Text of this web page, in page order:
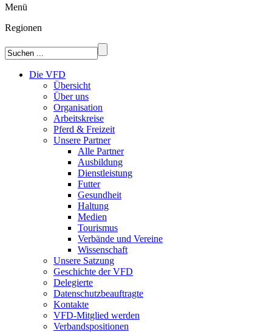
Menü
Regionen
Die VFD
Übersicht
Über uns
Organisation
Arbeitskreise
Pferd & Freizeit
Unsere Partner
Alle Partner
Ausbildung
Dienstleistung
Futter
Gesundheit
Haltung
Medien
Tourismus
Verbände und Vereine
Wissenschaft
Unsere Satzung
Geschichte der VFD
Delegierte
Datenschutzbeauftragte
Kontakte
VFD-Mitglied werden
Verbandspositionen